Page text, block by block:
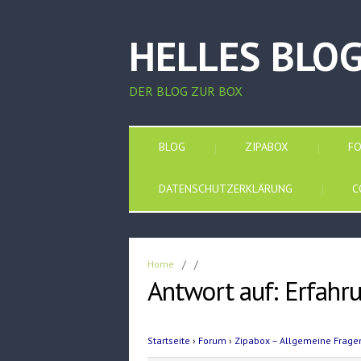
HELLES
DER BLOG ZUR BOX
BLOG ZIPABOX
DATENSCHUTZERKLÄRUNG
Home / /
Antwort auf:
Startseite › Forum › Zipabox – Allgemeine